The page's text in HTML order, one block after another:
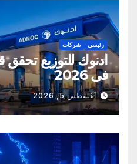
رئيسي شركات
أدنوك للتوزيع تحقق
في 2026
أغسطس 5, 2026